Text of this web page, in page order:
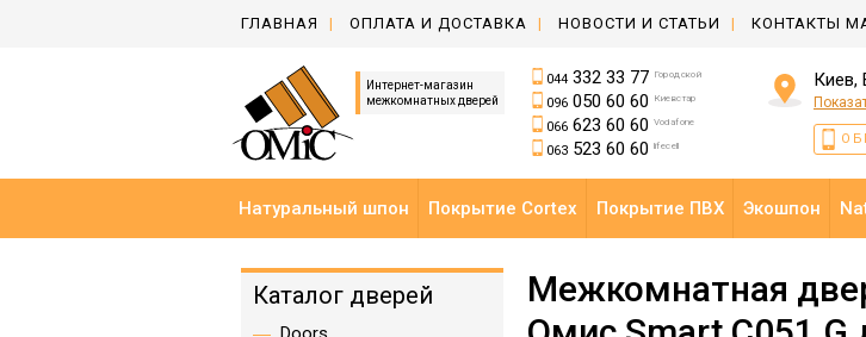
ГЛАВНАЯ ОПЛАТА И ДОСТАВКА НОВОСТИ И СТАТЬИ КОНТАКТЫ
Интернет-магазин
межкомнатных дверей
Киев,
044332 33 77 Городской
096050 60 60 Киевстар
066623 60 60 Vodafone
063523 60 60 lifecell
Натуральный шпон Покрытие Cortex Покрытие ПВХ Экошпон
Межкомнатная
Каталог дверей